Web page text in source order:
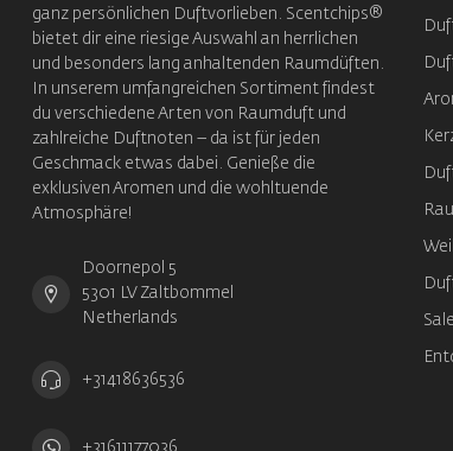
ganz persönlichen Duftvorlieben. Scentchips®
bietet dir eine riesige Auswahl an herrlichen
und besonders lang anhaltenden Raumdüften.
In unserem umfangreichen Sortiment findest
du verschiedene Arten von Raumduft und
zahlreiche Duftnoten – da ist für jeden
Geschmack etwas dabei. Genieße die
exklusiven Aromen und die wohltuende
Atmosphäre!
Doornepol 5
5301 LV Zaltbommel
Netherlands
+31418636536
+31611177036
Sale